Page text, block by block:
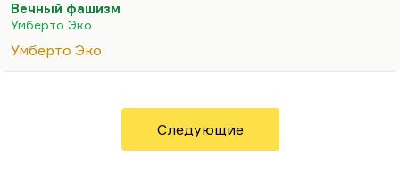
леволиберальные взгляды помехой в
объективной критике фашизма?» Я разговаривал
с ним два раза в жизни, но я бы не сказал, что у
итальянской системе это тоже довольно
относительное понятие. Как раз в разговоре о
фашизме у него взгляды, я бы сказал, чисто
Вечный фашизм
Умберто Эко
Умберто Эко
Следующие